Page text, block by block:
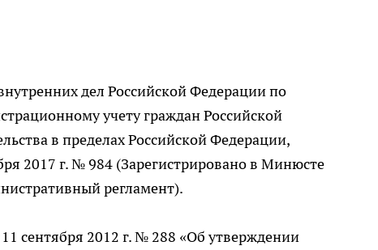
дел Российской Федерации по
учету граждан Российской
в пределах Российской Федерации,
2017 г. № 984 (Зарегистрировано в Минюсте
регламент).
сентября 2012 г. № 288 «Об утверждении